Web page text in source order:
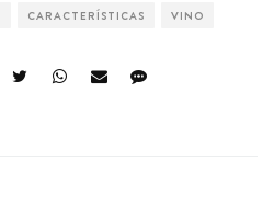
CARACTERÍSTICAS VINO